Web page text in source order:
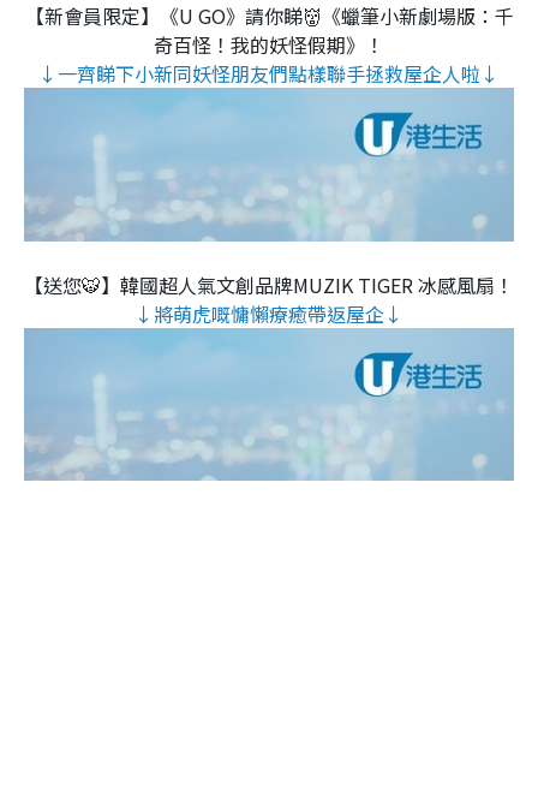
【新會員限定】《U GO》請你睇👹《蠟筆小新劇場版：千
奇百怪！我的妖怪假期》！
↓一齊睇下小新同妖怪朋友們點樣聯手拯救屋企人啦↓
【送您🐯】韓國超人氣文創品牌MUZIK TIGER 冰感風扇！
↓將萌虎嘅慵懶療癒帶返屋企↓